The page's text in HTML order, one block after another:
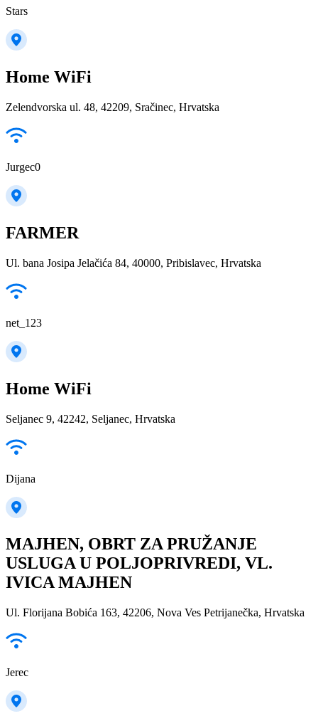
Stars
Home WiFi
Zelendvorska ul. 48, 42209, Sračinec, Hrvatska
Jurgec0
FARMER
Ul. bana Josipa Jelačića 84, 40000, Pribislavec, Hrvatska
net_123
Home WiFi
Seljanec 9, 42242, Seljanec, Hrvatska
Dijana
MAJHEN, OBRT ZA PRUŽANJE
USLUGA U POLJOPRIVREDI, VL.
IVICA MAJHEN
Ul. Florijana Bobića 163, 42206, Nova Ves Petrijanečka, Hrvatska
Jerec